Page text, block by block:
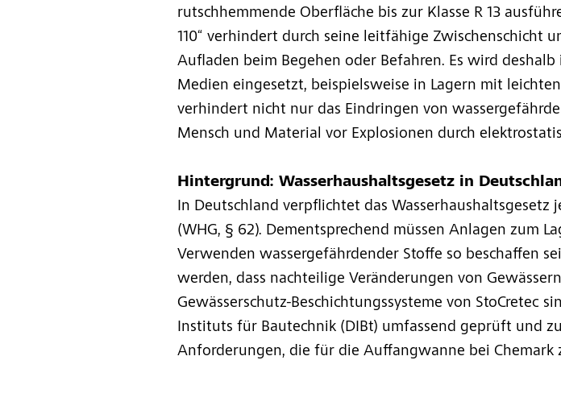
rutschhemmende Oberfläche bis zur Klasse R 13
110“ verhindert durch seine leitfähige Zwischenschicht
Aufladen beim Begehen oder Befahren. Es wird
Medien eingesetzt, beispielsweise in Lagern mit
verhindert nicht nur das Eindringen von
Mensch und Material vor Explosionen durch
Hintergrund: Wasserhaushaltsgesetz in
In Deutschland verpflichtet das Wasserhaushaltsgesetz
(WHG, § 62). Dementsprechend müssen Anlagen zum
Verwenden wassergefährdender Stoffe so beschaffen
werden, dass nachteilige Veränderungen von
Gewässerschutz-Beschichtungssysteme von StoCretec
Instituts für Bautechnik (DIBt) umfassend geprüft und
Anforderungen, die für die Auffangwanne bei Chemark